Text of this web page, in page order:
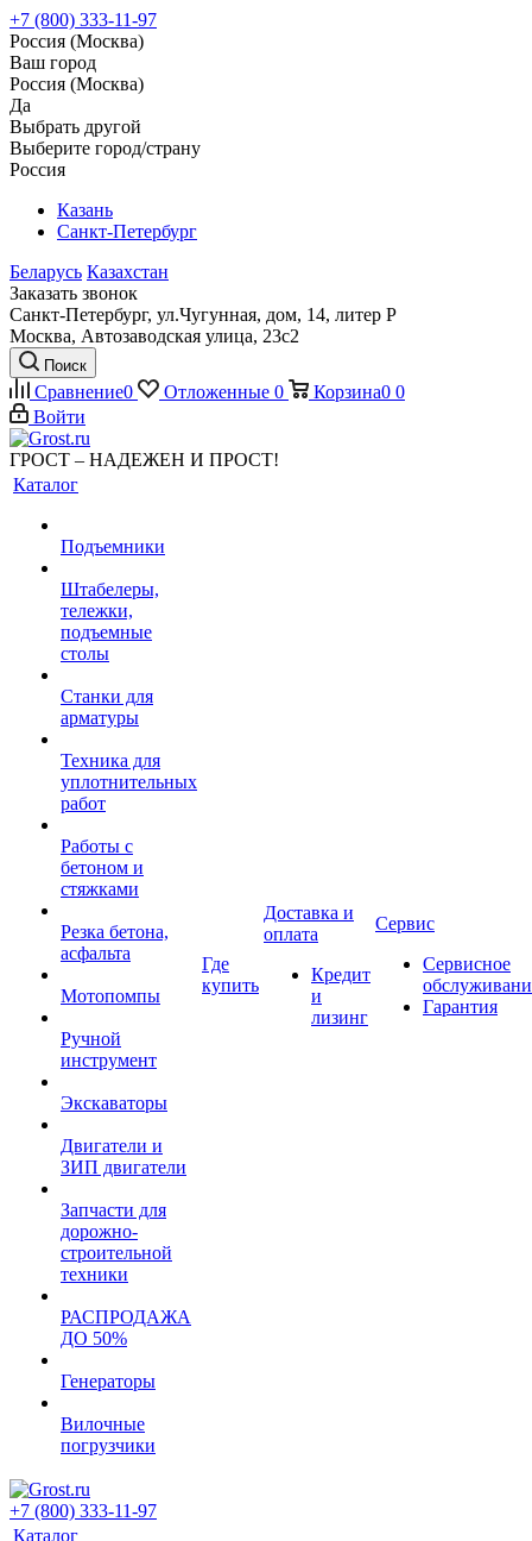
+7 (800) 333-11-97
Россия (Москва)
Ваш город
Россия (Москва)
Да
Выбрать другой
Выберите город/страну
Россия
Казань
Санкт-Петербург
Беларусь Казахстан
Заказать звонок
Санкт-Петербург, ул.Чугунная, дом, 14, литер Р
Москва, Автозаводская улица, 23с2
Поиск
Сравнение0 Отложенные 0 Корзина0 0
Войти
ГРОСТ – НАДЕЖЕН И ПРОСТ!
Каталог
Подъемники
Штабелеры,
тележки,
подъемные
столы
Станки для
арматуры
Техника для
уплотнительных
работ
Работы с
бетоном и
стяжками
Резка бетона,
асфальта
Мотопомпы
Ручной
инструмент
Экскаваторы
Двигатели и
ЗИП двигатели
Запчасти для
дорожно-
строительной
техники
РАСПРОДАЖА
ДО 50%
Генераторы
Вилочные
погрузчики
Где
купить
Доставка и
оплата
Кредит
и
лизинг
Сервис
Сервисное
Гарантия
+7 (800) 333-11-97
Каталог